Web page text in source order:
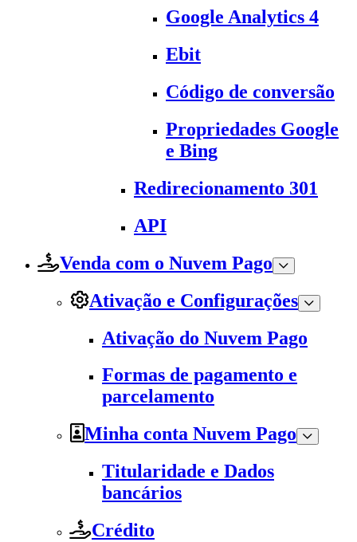
Google Analytics 4
Ebit
Código de conversão
Propriedades Google
e Bing
Redirecionamento 301
API
Venda com o Nuvem Pago
Ativação e Configurações
Ativação do Nuvem Pago
Formas de pagamento e
parcelamento
Minha conta Nuvem Pago
Titularidade e Dados
bancários
Crédito